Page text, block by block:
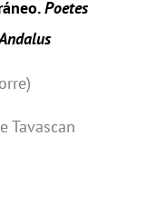
Poetes
Tavascan